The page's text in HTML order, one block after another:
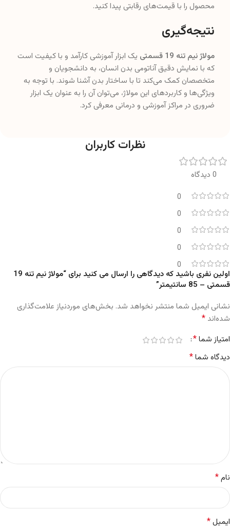
محصول را با قیمت‌های رقابتی پیدا کنید.
نتیجه‌گیری
مولاژ نیم تنه 19 قسمتی
یک ابزار آموزشی کارآمد و با کیفیت است
که با نمایش دقیق آناتومی بدن انسان، به دانشجویان و
متخصصان کمک می‌کند تا با ساختار بدن آشنا شوند. با توجه به
ویژگی‌ها و کاربردهای این مولاژ، می‌توان آن را به عنوان یک ابزار
ضروری در مراکز آموزشی و درمانی معرفی کرد.
نظرات کاربران
0 دیدگاه
0
0
0
0
0
اولین نفری باشید که دیدگاهی را ارسال می کنید برای “مولاژ نیم تنه 19
قسمتی – 85 سانتیمتر”
نشانی ایمیل شما منتشر نخواهد شد. بخش‌های موردنیاز علامت‌گذاری
شده‌اند *
امتیاز شما*
دیدگاه شما*
نام*
ایمیل*